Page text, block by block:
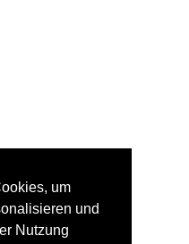
um
und
Nutzung